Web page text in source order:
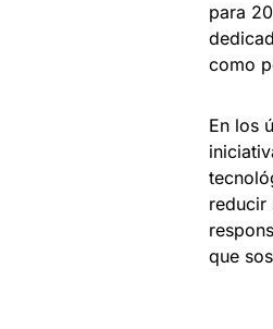
para
como
En los
reducir
que